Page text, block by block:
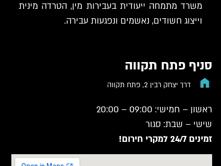
משרד מתמחה ייעודית בעבירות מין, הטרדה מינית
וייצוג חשודים, נאשמים ונפגעות עבירה.
סניף פתח תקווה
דרך יצחק רבין 2, פתח תקווה
ראשון – חמישי: 09:00 – 20:00
שישי – שבת: סגור
זמינים 24/7 למקרי חירום!